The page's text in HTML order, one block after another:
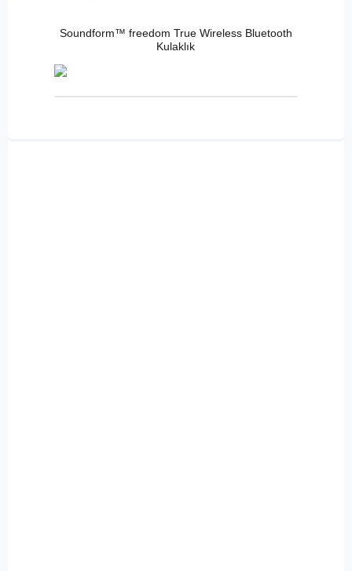
Soundform™ freedom True Wireless Bluetooth
Kulaklık